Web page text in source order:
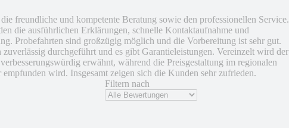
freundliche und kompetente Beratung sowie den professionellen Service.
die ausführlichen Erklärungen, schnelle Kontaktaufnahme und
Probefahrten sind großzügig möglich und die Vorbereitung ist sehr gut.
zuverlässig durchgeführt und es gibt Garantieleistungen. Vereinzelt wird der
erwähnt, während die Preisgestaltung im regionalen
empfunden wird. Insgesamt zeigen sich die Kunden sehr zufrieden.
Filtern nach